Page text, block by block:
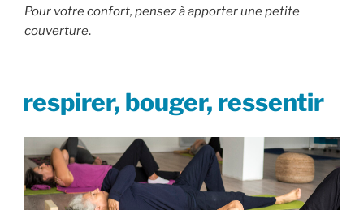
Pour votre confort, pensez à apporter une petite
couverture.
LE
respirer, bouger, ressentir